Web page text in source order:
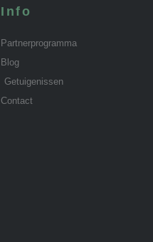
Info
Partnerprogramma
Blog
Getuigenissen
Contact